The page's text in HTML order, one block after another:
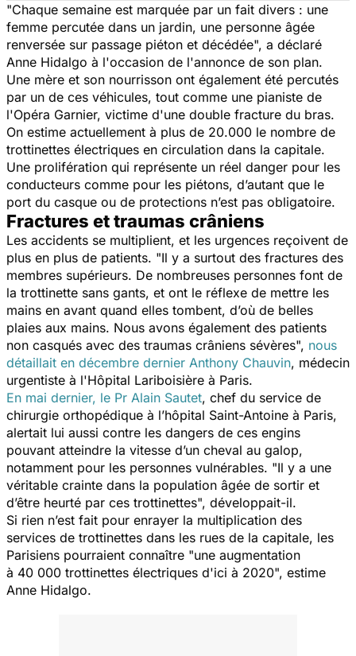
"Chaque semaine est marquée par un fait divers : une
femme percutée dans un jardin, une personne âgée
renversée sur passage piéton et décédée", a déclaré
Anne Hidalgo à l'occasion de l'annonce de son plan.
Une mère et son nourrisson ont également été percutés
par un de ces véhicules, tout comme une pianiste de
l'Opéra Garnier, victime d'une double fracture du bras.
On estime actuellement à plus de 20.000 le nombre de
trottinettes électriques en circulation dans la capitale.
Une prolifération qui représente un réel danger pour les
conducteurs comme pour les piétons, d’autant que le
port du casque ou de protections n’est pas obligatoire.
Fractures et traumas crâniens
Les accidents se multiplient, et les urgences reçoivent de
plus en plus de patients. "Il y a surtout des fractures des
membres supérieurs. De nombreuses personnes font de
la trottinette sans gants, et ont le réflexe de mettre les
mains en avant quand elles tombent, d’où de belles
plaies aux mains. Nous avons également des patients
non casqués avec des traumas crâniens sévères", nous
détaillait en décembre dernier Anthony Chauvin, médecin
urgentiste à l'Hôpital Lariboisière à Paris.
En mai dernier, le Pr Alain Sautet, chef du service de
chirurgie orthopédique à l’hôpital Saint-Antoine à Paris,
alertait lui aussi contre les dangers de ces engins
pouvant atteindre la vitesse d’un cheval au galop,
notamment pour les personnes vulnérables. "Il y a une
véritable crainte dans la population âgée de sortir et
d’être heurté par ces trottinettes", développait-il.
Si rien n’est fait pour enrayer la multiplication des
services de trottinettes dans les rues de la capitale, les
Parisiens pourraient connaître "une augmentation
à 40 000 trottinettes électriques d'ici à 2020", estime
Anne Hidalgo.